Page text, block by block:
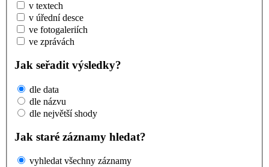
v textech
v úřední desce
ve fotogaleriích
ve zprávách
Jak seřadit výsledky?
dle data
dle názvu
dle největší shody
Jak staré záznamy hledat?
vyhledat všechny záznamy